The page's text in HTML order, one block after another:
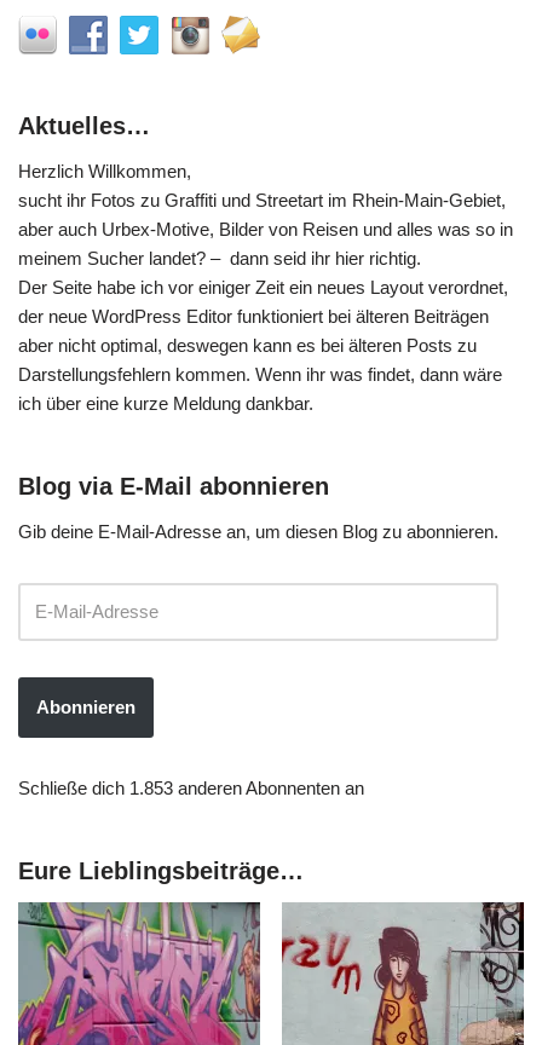
Aktuelles…
Herzlich Willkommen,
sucht ihr Fotos zu Graffiti und Streetart im Rhein-Main-Gebiet,
aber auch Urbex-Motive, Bilder von Reisen und alles was so in
meinem Sucher landet? – dann seid ihr hier richtig.
Der Seite habe ich vor einiger Zeit ein neues Layout verordnet,
der neue WordPress Editor funktioniert bei älteren Beiträgen
aber nicht optimal, deswegen kann es bei älteren Posts zu
Darstellungsfehlern kommen. Wenn ihr was findet, dann wäre
ich über eine kurze Meldung dankbar.
Blog via E-Mail abonnieren
Gib deine E-Mail-Adresse an, um diesen Blog zu abonnieren.
Abonnieren
Schließe dich 1.853 anderen Abonnenten an
Eure Lieblingsbeiträge…